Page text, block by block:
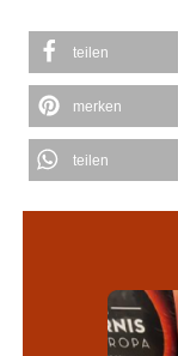
teilen
merken
teilen